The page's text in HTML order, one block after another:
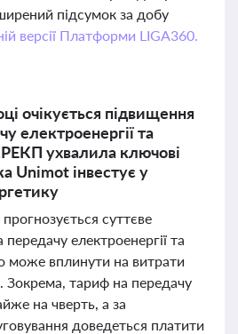
підсумок за добу
версії Платформи LIGA360.
очікується підвищення
електроенергії та
ухвалила ключові
Unimot інвестує у
суттєве
електроенергії та
може вплинути на витрати
Зокрема, тариф на передачу
на чверть, а за
доведеться платити